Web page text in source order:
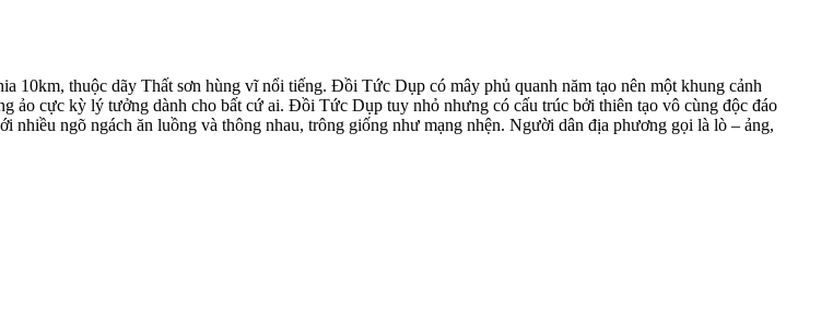
thuộc dãy Thất sơn hùng vĩ nổi tiếng. Đồi Tức Dụp có mây phủ quanh năm tạo nên một khung cảnh
ảo cực kỳ lý tưởng dành cho bất cứ ai. Đồi Tức Dụp tuy nhỏ nhưng có cấu trúc bởi thiên tạo vô cùng độc đáo
ngõ ngách ăn luồng và thông nhau, trông giống như mạng nhện. Người dân địa phương gọi là lò – ảng,